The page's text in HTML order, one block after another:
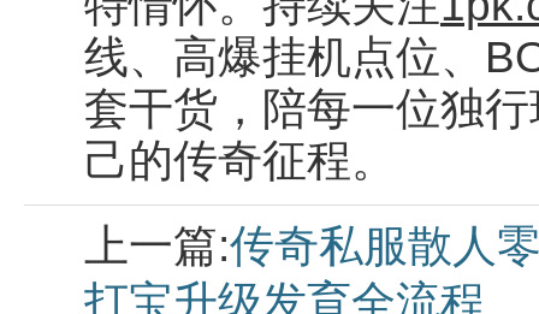
线、高爆挂机点位、
套干货，陪每一位独
己的传奇征程。
上一篇:传奇私服散人
打宝升级发育全流程